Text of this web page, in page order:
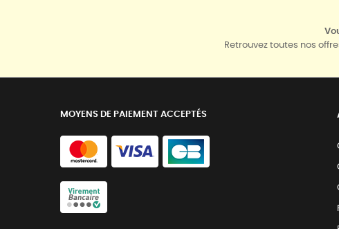
Retrouvez toutes nos
MOYENS DE PAIEMENT ACCEPTÉS